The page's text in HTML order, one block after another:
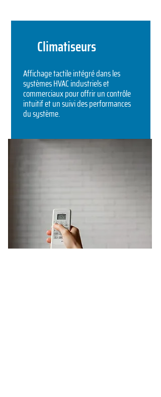
Climatiseurs
Affichage tactile intégré dans les
systèmes HVAC industriels et
commerciaux pour offrir un contrôle
intuitif et un suivi des performances
du système.